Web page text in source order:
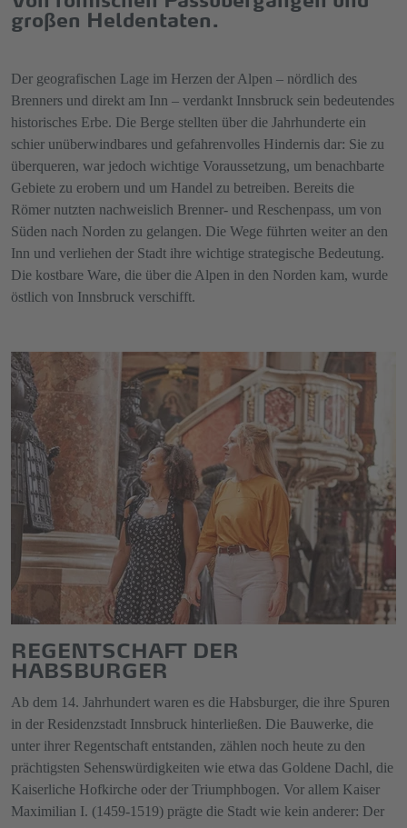
großen Heldentaten.
Der geografischen Lage im Herzen der Alpen – nördlich des
Brenners und direkt am Inn – verdankt Innsbruck sein bedeutendes
historisches Erbe. Die Berge stellten über die Jahrhunderte ein
schier unüberwindbares und gefahrenvolles Hindernis dar: Sie zu
überqueren, war jedoch wichtige Voraussetzung, um benachbarte
Gebiete zu erobern und um Handel zu betreiben. Bereits die
Römer nutzten nachweislich Brenner- und Reschenpass, um von
Süden nach Norden zu gelangen. Die Wege führten weiter an den
Inn und verliehen der Stadt ihre wichtige strategische Bedeutung.
Die kostbare Ware, die über die Alpen in den Norden kam, wurde
östlich von Innsbruck verschifft.
REGENTSCHAFT DER
HABSBURGER
Ab dem 14. Jahrhundert waren es die Habsburger, die ihre Spuren
in der Residenzstadt Innsbruck hinterließen. Die Bauwerke, die
unter ihrer Regentschaft entstanden, zählen noch heute zu den
prächtigsten Sehenswürdigkeiten wie etwa das Goldene Dachl, die
Kaiserliche Hofkirche oder der Triumphbogen. Vor allem Kaiser
Maximilian I. (1459-1519) prägte die Stadt wie kein anderer: Der